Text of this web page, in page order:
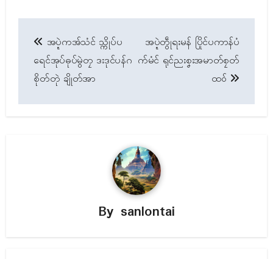
navigation
အပ္ဍဲကအ်သံၚ် သ္ကိုပ်ပ
ရေၚ်အုပ်ဓုပ်မွဲတၠ ဒးဒုၚ်ပန်ဂ
စိုတ်တုဲ ချိုတ်အာ
အပ္ဍဲတွဵုရးမန် ပြိုၚ်ပကာန်ပံ
က်မံၚ် ရုင်ညးစၞးအမာတ်စၠတ်
ထဝ်
By sanlontai